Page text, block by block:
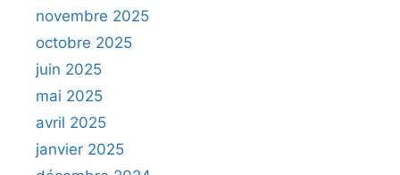
novembre 2025
octobre 2025
juin 2025
mai 2025
avril 2025
janvier 2025